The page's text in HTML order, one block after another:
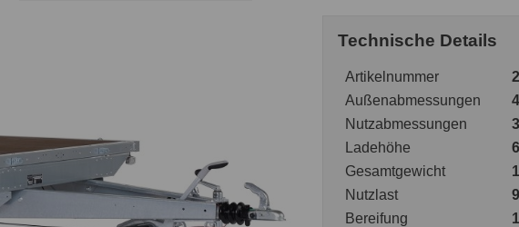
Technische Details
Artikelnummer
Außenabmessungen
Nutzabmessungen
Ladehöhe
Gesamtgewicht
Nutzlast
Bereifung